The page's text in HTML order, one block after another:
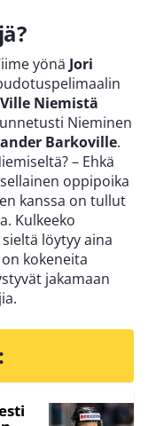
yönä Jori
Ville Niemistä
Nieminen
Barkoville.
– Ehkä
oppipoika
kanssa on tullut
Kulkeeko
löytyy aina
kokeneita
jakamaan